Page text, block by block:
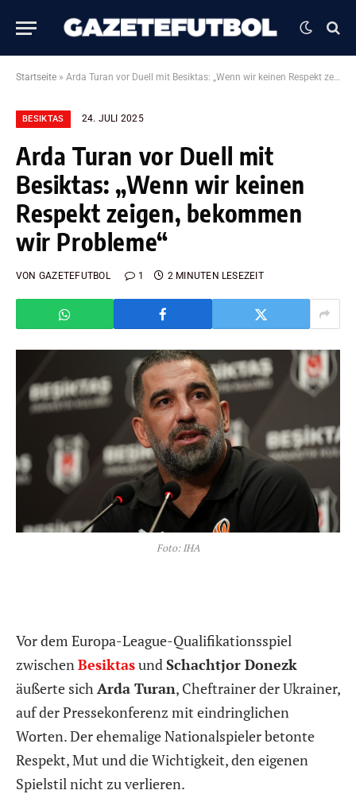
Startseite » Arda Turan vor Duell mit Besiktas: „Wenn wir keinen Respekt zeigen, bekommen wir Probleme“
BESIKTAS 24. JULI 2025
Arda Turan vor Duell mit
Besiktas: „Wenn wir keinen
Respekt zeigen, bekommen
wir Probleme“
VON GAZETEFUTBOL 1 2 MINUTEN LESEZEIT
Foto: IHA
Vor dem Europa-League-Qualifikationsspiel
zwischen Besiktasund Schachtjor Donezk
äußerte sich Arda Turan, Cheftrainer der Ukrainer,
auf der Pressekonferenz mit eindringlichen
Worten. Der ehemalige Nationalspieler betonte
Respekt, Mut und die Wichtigkeit, den eigenen
Spielstil nicht zu verlieren.